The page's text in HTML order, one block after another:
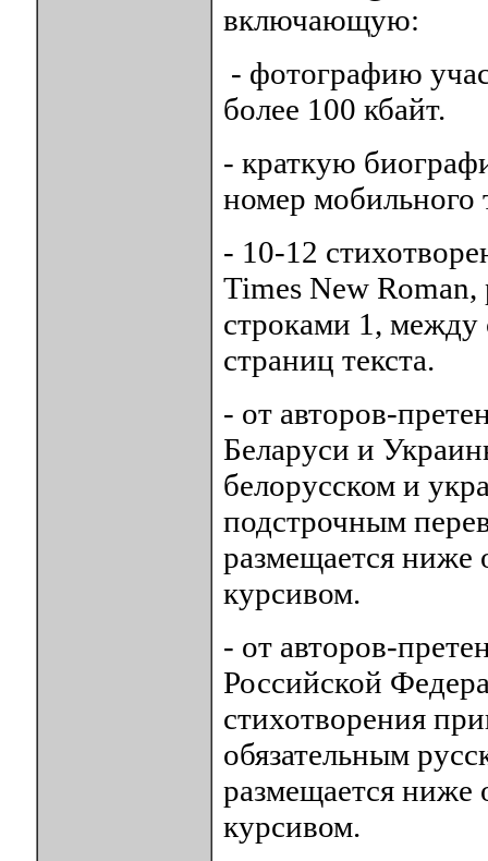
включающую:
- фотографию
более 100 кбайт.
- краткую
номер мобильного
- 10-12
Times New
строками 1, между
страниц текста.
- от авторов-
Беларуси и
белорусском и
подстрочным
размещается ниже
курсивом.
- от авторов-
Российской
стихотворения
обязательным
размещается ниже
курсивом.